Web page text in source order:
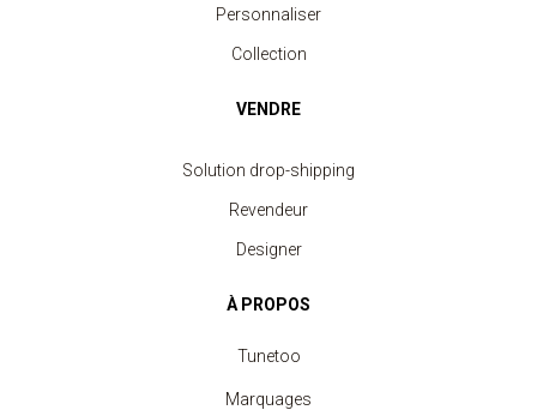
Personnaliser
Collection
VENDRE
Solution drop-shipping
Revendeur
Designer
À PROPOS
Tunetoo
Marquages